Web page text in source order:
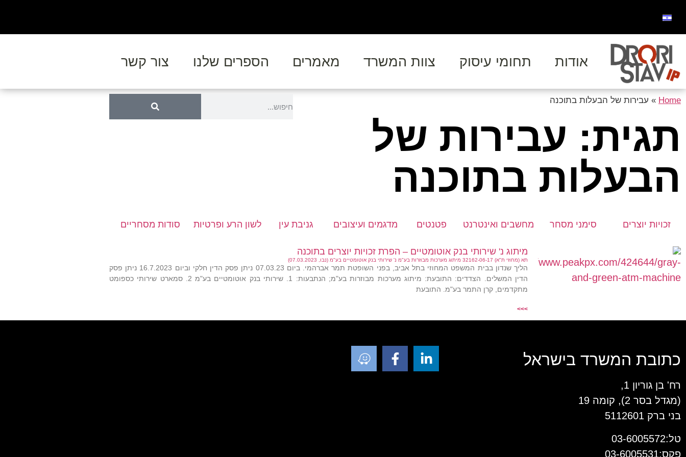
אודות תחומי עיסוק צוות המשרד מאמרים הספרים שלנו צור קשר
Home
» עבירות של הבעלות בתוכנה
תגית: עבירות של
הבעלות בתוכנה
זכויות יוצרים סימני מסחר מחשבים ואינטרנט פטנטים מדגמים ועיצובים גניבת עין לשון הרע ופרטיות סודות מסחריים
מיתוג נ' שירותי בנק אוטומטיים – הפרת זכויות יוצרים בתוכנה
תא (מחוזי ת"א) 32162-06-17 מיתוג מערכות מבוזרות בע"מ נ' שירותי בנק אוטומטיים בע"מ (נבו, 07.03.2023)
הליך שנדון בבית המשפט המחוזי בתל אביב, בפני השופטת תמר אברהמי. ביום 07.03.23 ניתן פסק הדין חלקי וביום 16.7.2023 ניתן פסק
הדין המשלים. הצדדים: התובעת: מיתוג מערכות מבוזרות בע"מ; הנתבעות: 1. שירותי בנק אוטומטיים בע"מ 2. סמארט שירותי כספומט
מתקדמים, קרן התמר בע"מ. התובעת
>>>
כתובת המשרד בישראל
רח' בן גוריון 1,
(מגדל בסר 2), קומה 19
בני ברק 5112601
טל:03-6005572
פקס:03-6005531